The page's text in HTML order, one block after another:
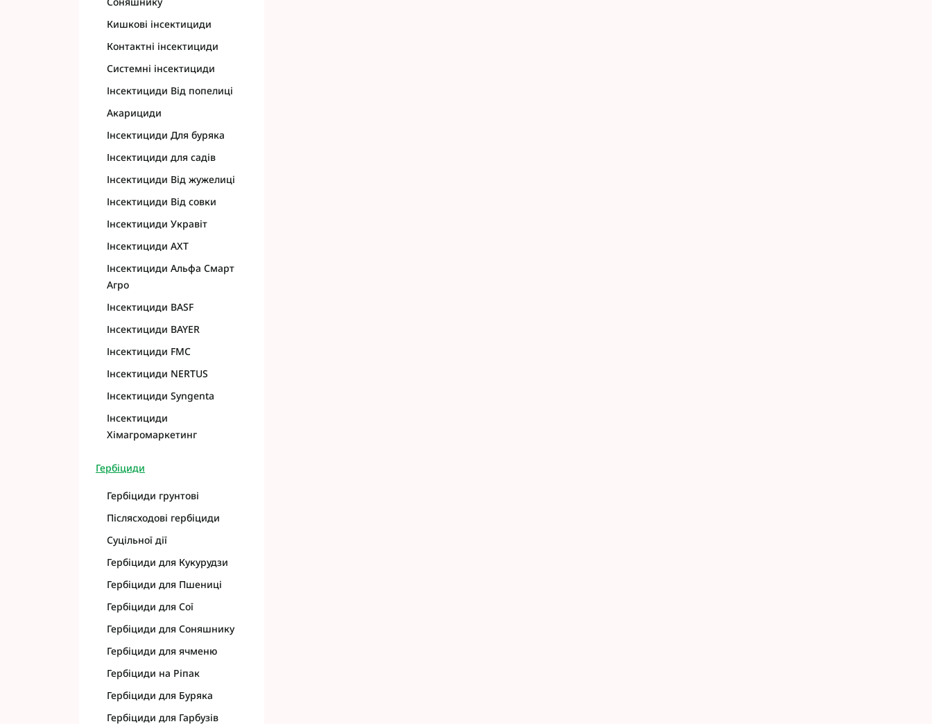
Кишкові інсектициди
Контактні інсектициди
Системні інсектициди
Інсектициди Від попелиці
Акарициди
Інсектициди Для буряка
Інсектициди для садів
Інсектициди Від жужелиці
Інсектициди Від совки
Інсектициди Укравіт
Інсектициди АХТ
Інсектициди Альфа Смарт
Агро
Інсектициди BASF
Інсектициди BAYER
Інсектициди FMC
Інсектициди NERTUS
Інсектициди Syngenta
Інсектициди
Хімагромаркетинг
Гербіциди
Гербіциди грунтові
Післясходові гербіциди
Суцільної дії
Гербіциди для Кукурудзи
Гербіциди для Пшениці
Гербіциди для Сої
Гербіциди для Соняшнику
Гербіциди для ячменю
Гербіциди на Ріпак
Гербіциди для Буряка
Гербіциди для Гарбузів